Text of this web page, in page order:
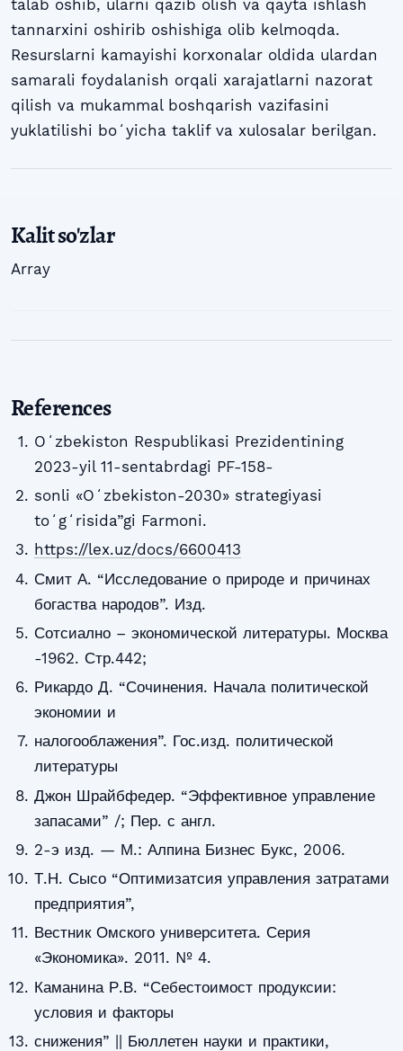
talab oshib, ularni qazib olish va qayta ishlash
tannarxini oshirib oshishiga olib kelmoqda.
Resurslarni kamayishi korxonalar oldida ulardan
samarali foydalanish orqali xarajatlarni nazorat
qilish va mukammal boshqarish vazifasini
yuklatilishi boʻyicha taklif va xulosalar berilgan.
Kalit so'zlar
Array
References
Oʻzbekiston Respublikasi Prezidentining
2023-yil 11-sentabrdagi PF-158-
sonli «Oʻzbekiston-2030» strategiyasi
toʻgʻrisida”gi Farmoni.
https://lex.uz/docs/6600413
Смит А. “Исследование о природе и причинах
богаства народов”. Изд.
Сотсиално – экономической литературы. Москва
-1962. Стр.442;
Рикардо Д. “Сочинения. Начала политической
экономии и
налогооблажения”. Гос.изд. политической
литературы
Джон Шрайбфедер. “Эффективное управление
запасами” /; Пер. с англ.
2-э изд. — М.: Алпина Бизнес Букс, 2006.
Т.Н. Сысо “Оптимизатсия управления затратами
предприятия”,
Вестник Омского университета. Серия
«Экономика». 2011. № 4.
Каманина Р.В. “Себестоимост продуксии:
условия и факторы
снижения” || Бюллетен науки и практики,